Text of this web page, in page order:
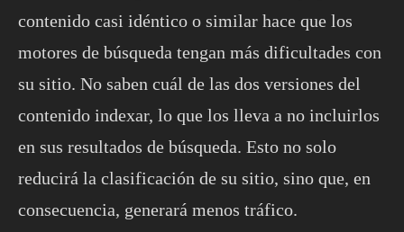
contenido casi idéntico o similar hace que los
motores de búsqueda tengan más dificultades con
su sitio. No saben cuál de las dos versiones del
contenido indexar, lo que los lleva a no incluirlos
en sus resultados de búsqueda. Esto no solo
reducirá la clasificación de su sitio, sino que, en
consecuencia, generará menos tráfico.